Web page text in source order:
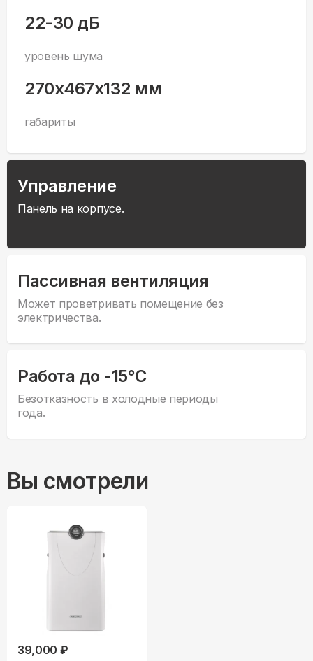
22-30 дБ
уровень шума
270x467x132 мм
габариты
Управление
Панель на корпусе.
Пассивная вентиляция
Может проветривать помещение без
электричества.
Работа до -15°С
Безотказность в холодные периоды
года.
Вы смотрели
39,000 ₽